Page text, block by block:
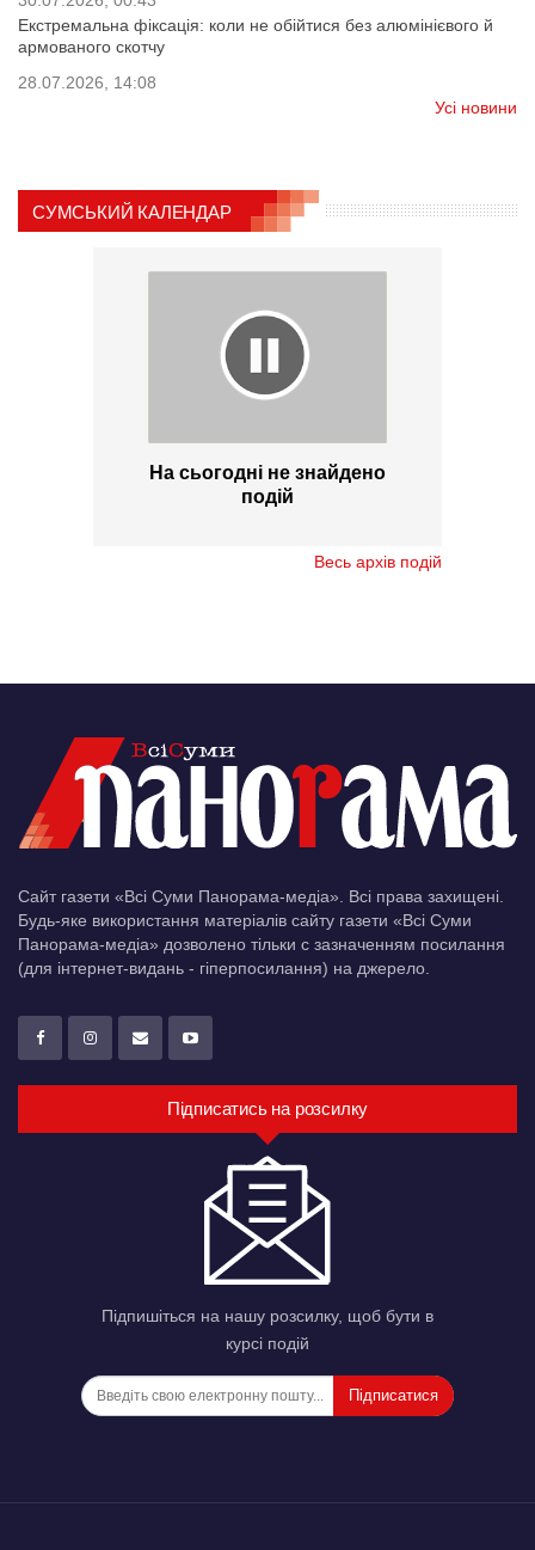
Екстремальна фіксація: коли не обійтися без алюмінієвого й
армованого скотчу
28.07.2026, 14:08
Усі новини
СУМСЬКИЙ КАЛЕНДАР
На сьогодні не знайдено
подій
Весь архів подій
Сайт газети «Всі Суми Панорама-медіа». Всі права захищені.
Будь-яке використання матеріалів сайту газети «Всі Суми
Панорама-медіа» дозволено тільки c зазначенням посилання
(для інтернет-видань - гіперпосилання) на джерело.
Підписатись на розсилку
Підпишіться на нашу розсилку, щоб бути в
курсі подій
Підписатися